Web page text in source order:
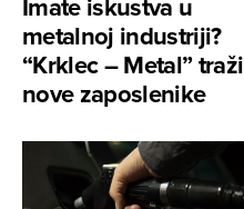
metalnoj industriji?
“Krklec – Metal” traži
nove zaposlenike